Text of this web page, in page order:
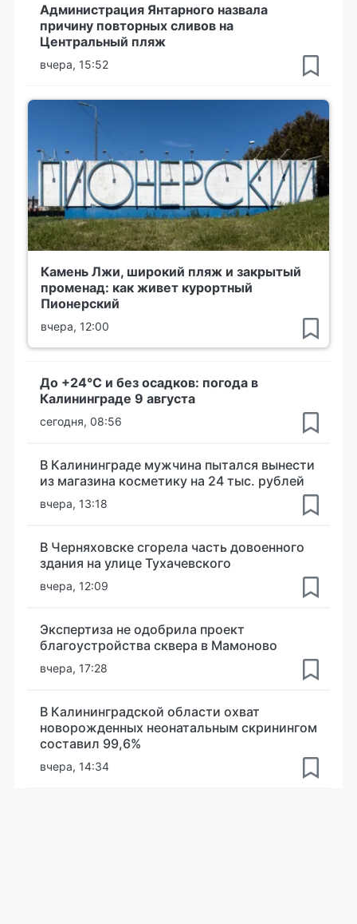
Администрация Янтарного назвала
причину повторных сливов на
Центральный пляж
вчера, 15:52
Камень Лжи, широкий пляж и закрытый
променад: как живет курортный
Пионерский
вчера, 12:00
До +24°С и без осадков: погода в
Калининграде 9 августа
сегодня, 08:56
В Калининграде мужчина пытался вынести
из магазина косметику на 24 тыс. рублей
вчера, 13:18
В Черняховске сгорела часть довоенного
здания на улице Тухачевского
вчера, 12:09
Экспертиза не одобрила проект
благоустройства сквера в Мамоново
вчера, 17:28
В Калининградской области охват
новорожденных неонатальным скринингом
составил 99,6%
вчера, 14:34